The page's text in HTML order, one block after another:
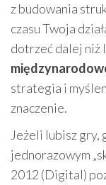
z budowania
czasu Twoja
dotrzeć dalej niż
strategia i
znaczenie.
Jeżeli lubisz gry,
jednorazowym
2012 (Digital)